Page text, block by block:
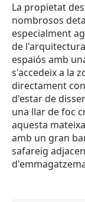
La propietat
nombrosos
especialment
de
espaiós amb
s'accedeix a la
directament
d'estar de
una llar de foc
aquesta
amb un gran
safareig